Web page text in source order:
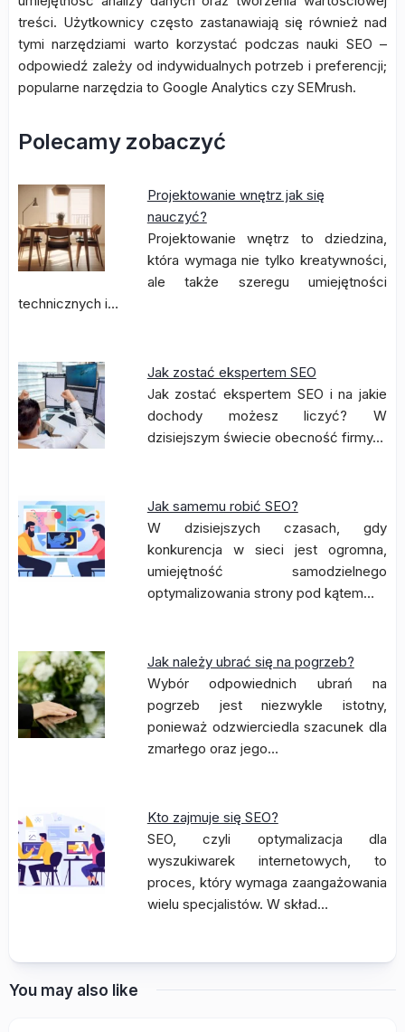
treści. Użytkownicy często zastanawiają się również nad
tymi narzędziami warto korzystać podczas nauki SEO –
odpowiedź zależy od indywidualnych potrzeb i preferencji;
popularne narzędzia to Google Analytics czy SEMrush.
Polecamy zobaczyć
Projektowanie wnętrz jak się
nauczyć?
Projektowanie wnętrz to dziedzina,
która wymaga nie tylko kreatywności,
ale także szeregu umiejętności
technicznych i…
Jak zostać ekspertem SEO
Jak zostać ekspertem SEO i na jakie
dochody możesz liczyć? W
dzisiejszym świecie obecność firmy…
Jak samemu robić SEO?
W dzisiejszych czasach, gdy
konkurencja w sieci jest ogromna,
umiejętność samodzielnego
optymalizowania strony pod kątem…
Jak należy ubrać się na pogrzeb?
Wybór odpowiednich ubrań na
pogrzeb jest niezwykle istotny,
ponieważ odzwierciedla szacunek dla
zmarłego oraz jego…
Kto zajmuje się SEO?
SEO, czyli optymalizacja dla
wyszukiwarek internetowych, to
proces, który wymaga zaangażowania
wielu specjalistów. W skład…
You may also like